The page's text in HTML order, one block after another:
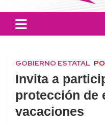
Las
informado a la población.
GOBIERNO ESTATAL
Invita a
protección de
vacaciones